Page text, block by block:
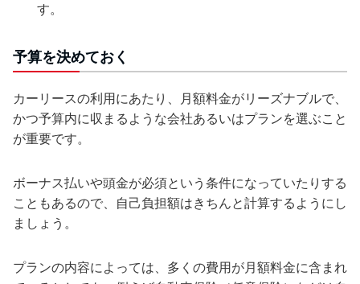
す。
予算を決めておく
カーリースの利用にあたり、月額料金がリーズナブルで、
かつ予算内に収まるような会社あるいはプランを選ぶこと
が重要です。
ボーナス払いや頭金が必須という条件になっていたりする
こともあるので、自己負担額はきちんと計算するようにし
ましょう。
プランの内容によっては、多くの費用が月額料金に含まれ